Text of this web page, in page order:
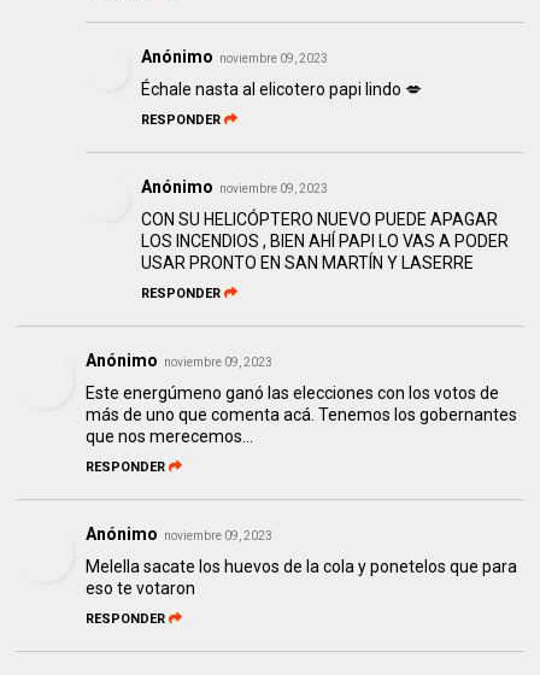
Anónimo noviembre 09, 2023
Échale nasta al elicotero papi lindo 💋
RESPONDER
Anónimo noviembre 09, 2023
CON SU HELICÓPTERO NUEVO PUEDE APAGAR
LOS INCENDIOS , BIEN AHÍ PAPI LO VAS A PODER
USAR PRONTO EN SAN MARTÍN Y LASERRE
RESPONDER
Anónimo noviembre 09, 2023
Este energúmeno ganó las elecciones con los votos de
más de uno que comenta acá. Tenemos los gobernantes
que nos merecemos…
RESPONDER
Anónimo noviembre 09, 2023
Melella sacate los huevos de la cola y ponetelos que para
eso te votaron
RESPONDER